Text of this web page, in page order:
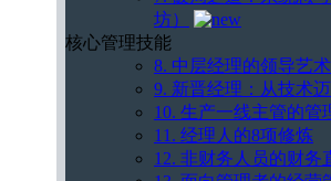
坊）
核心管理技能
8. 中层经理的领导艺术
9. 新晋经理：从技术
10. 生产一线主管的管
11. 经理人的8项修炼
12. 非财务人员的财务